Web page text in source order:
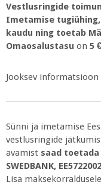
Vestlusringide
Imetamise
kaudu ning toetab
Omaosalustasu on 5
Jooksev informatsioon
Sünni ja imetamise
vestlusringide
avamist saad
SWEDBANK,
Lisa